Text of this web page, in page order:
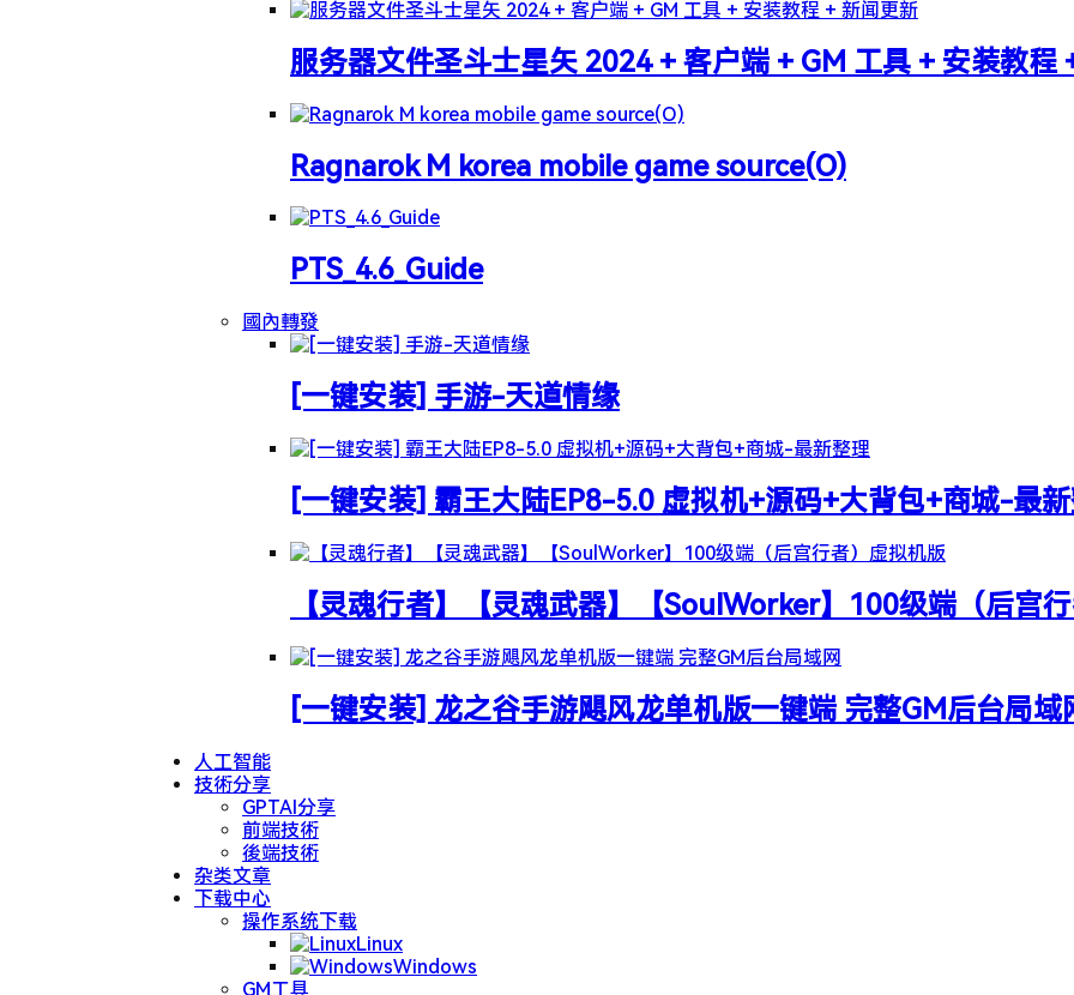
服务器文件圣斗士星矢 2024 + 客户端 + GM 工具 + 安装教程
Ragnarok M korea mobile game source(O)
PTS_4.6_Guide
國內轉發
[一键安装] 手游-天道情缘
[一键安装] 霸王大陆EP8-5.0 虚拟机+源码+大背包+商城-最
【灵魂行者】【灵魂武器】【SoulWorker】100级端（后宫
[一键安装] 龙之谷手游飓风龙单机版一键端 完整GM后台局域
人工智能
技術分享
GPTAI分享
前端技術
後端技術
杂类文章
下载中心
操作系统下载
Linux
Windows
GM工具